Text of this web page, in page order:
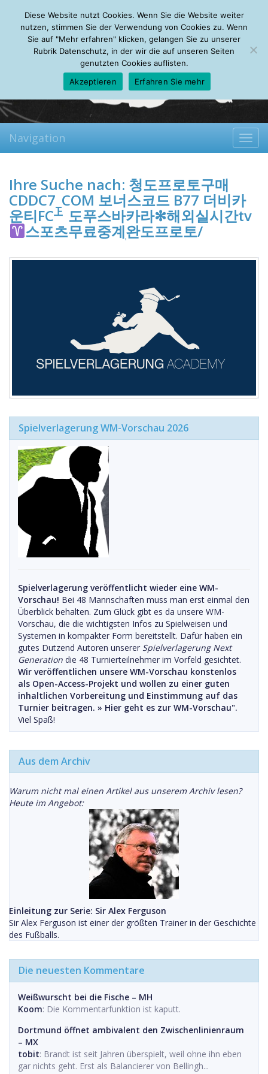
Saturday, 08.08.2026
Mein Account
About Autoren Leseempfehlungen FAQ
Navigation
Ihre Suche nach: 청도프로토구매
CDDC7_CОM 보너스코드 B77 더비카
운티FC㆖도푸스바카라✻해외실시간tv
스포츠무료중계ֽ완도프로토/
Spielverlagerung WM-Vorschau 2026
Spielverlagerung veröffentlicht wieder eine WM-
Vorschau! Bei 48 Mannschaften muss man erst einmal den
Überblick behalten. Zum Glück gibt es da unsere WM-
Vorschau, die die wichtigsten Infos zu Spielweisen und
Systemen in kompakter Form bereitstellt. Dafür haben ein
gutes Dutzend Autoren unserer Spielverlagerung Next
Generation die 48 Turnierteilnehmer im Vorfeld gesichtet.
Wir veröffentlichen unsere WM-Vorschau konstenlos
als Open-Access-Projekt und wollen zu einer guten
inhaltlichen Vorbereitung und Einstimmung auf das
Turnier beitragen. » Hier geht es zur WM-Vorschau".
Viel Spaß!
Aus dem Archiv
Warum nicht mal einen Artikel aus unserem Archiv lesen?
Heute im Angebot:
Einleitung zur Serie: Sir Alex Ferguson
Sir Alex Ferguson ist einer der größten Trainer in der Geschichte
des Fußballs.
Die neuesten Kommentare
Weißwurscht bei die Fische – MH
Koom: Die Kommentarfunktion ist kaputt.
Dortmund öffnet ambivalent den Zwischenlinienraum
– MX
tobit: Brandt ist seit Jahren überspielt, weil ohne ihn eben
gar nichts geht. Erst als Balancierer von Bellingh...
Diese Website nutzt Cookies. Wenn Sie die Website weiter
nutzen, stimmen Sie der Verwendung von Cookies zu. Wenn
Sie auf "Mehr erfahren" klicken, gelangen Sie zu unserer
Rubrik Datenschutz, in der wir die auf unseren Seiten
genutzten Cookies auflisten.
Akzeptieren
Erfahren Sie mehr